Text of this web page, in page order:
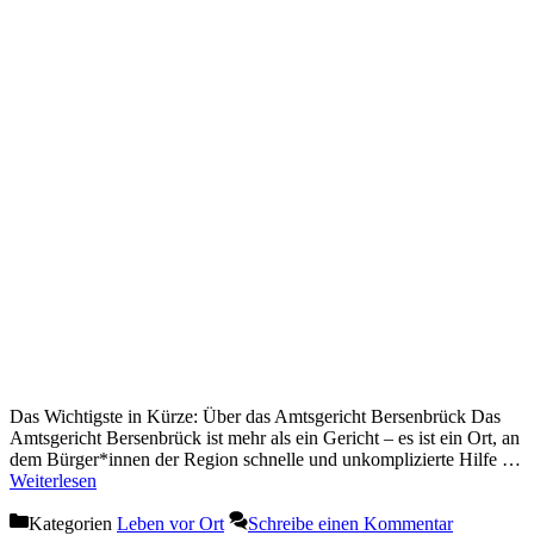
Das Wichtigste in Kürze: Über das Amtsgericht Bersenbrück Das
Amtsgericht Bersenbrück ist mehr als ein Gericht – es ist ein Ort, an
dem Bürger*innen der Region schnelle und unkomplizierte Hilfe …
Weiterlesen
Kategorien Leben vor Ort Schreibe einen Kommentar